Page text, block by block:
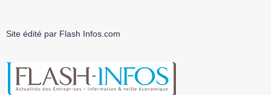
Site édité par Flash Infos.com